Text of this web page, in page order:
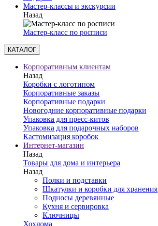
Мастер-классы и экскурсии
Назад
Мастер-класс по росписи
КАТАЛОГ
Корпоративным клиентам
Назад
Коробки с логотипом
Корпоративные заказы
Корпоративные подарки
Новогодние корпоративные подарки
Упаковка для пресс-китов
Упаковка для подарочных наборов
Кастомизация коробок
Интернет-магазин
Назад
Товары для дома и интерьера
Назад
Полки и подставки
Шкатулки и коробки для хранения
Подносы деревянные
Кухня и сервировка
Ключницы
Хохлома